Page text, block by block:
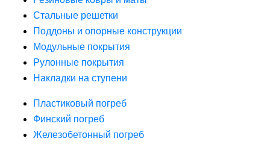
Стальные решетки
Поддоны и опорные конструкции
Модульные покрытия
Рулонные покрытия
Накладки на ступени
Пластиковый погреб
Финский погреб
Железобетонный погреб